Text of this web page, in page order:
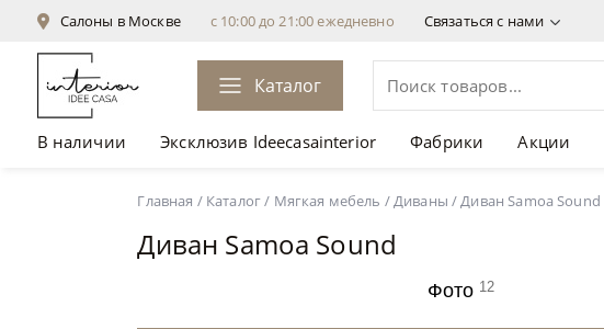
Салоны в Москве с 10:00 до 21:00 ежедневно Связаться с нами
Каталог
В наличии Эксклюзив Ideecasainterior Фабрики Акции
Главная / Каталог/ Мягкая мебель /Диваны /Диван Samoa Sound
Диван Samoa Sound
Фото 12